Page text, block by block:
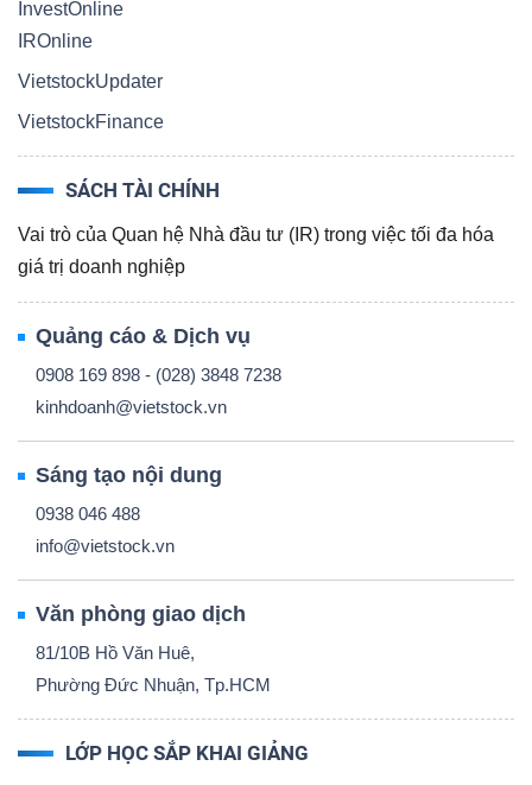
InvestOnline
IROnline
VietstockUpdater
VietstockFinance
SÁCH TÀI CHÍNH
Vai trò của Quan hệ Nhà đầu tư (IR) trong việc tối đa hóa
giá trị doanh nghiệp
Quảng cáo & Dịch vụ
0908 169 898 - (028) 3848 7238
kinhdoanh@vietstock.vn
Sáng tạo nội dung
0938 046 488
info@vietstock.vn
Văn phòng giao dịch
81/10B Hồ Văn Huê,
Phường Đức Nhuận, Tp.HCM
LỚP HỌC SẮP KHAI GIẢNG